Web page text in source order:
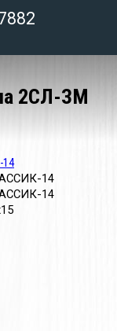
2СЛ-ЗМ